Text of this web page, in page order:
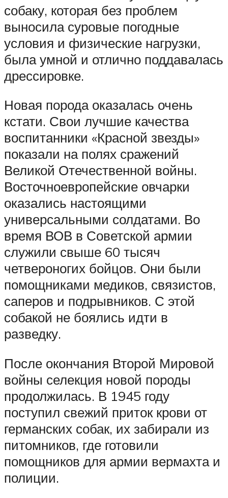
собаку, которая без проблем
выносила суровые погодные
условия и физические нагрузки,
была умной и отлично поддавалась
дрессировке.
Новая порода оказалась очень
кстати. Свои лучшие качества
воспитанники «Красной звезды»
показали на полях сражений
Великой Отечественной войны.
Восточноевропейские овчарки
оказались настоящими
универсальными солдатами. Во
время ВОВ в Советской армии
служили свыше 60 тысяч
четвероногих бойцов. Они были
помощниками медиков, связистов,
саперов и подрывников. С этой
собакой не боялись идти в
разведку.
После окончания Второй Мировой
войны селекция новой породы
продолжилась. В 1945 году
поступил свежий приток крови от
германских собак, их забирали из
питомников, где готовили
помощников для армии вермахта и
полиции.